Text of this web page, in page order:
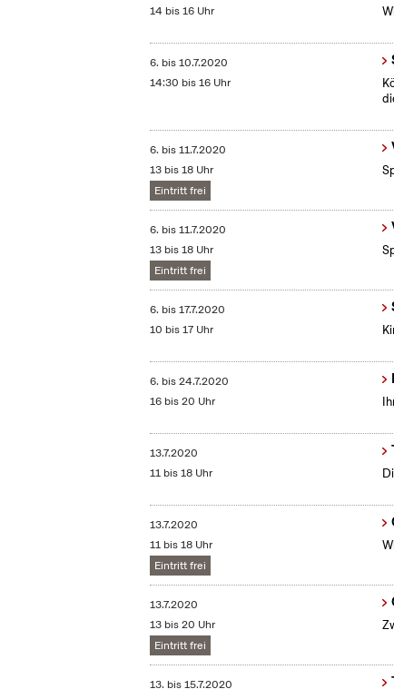
14 bis 16 Uhr
6. bis10.7.2020
14:30 bis 16 Uhr
6. bis11.7.2020
13 bis 18 Uhr
Eintritt frei
6. bis11.7.2020
13 bis 18 Uhr
Eintritt frei
6. bis17.7.2020
10 bis 17 Uhr
6. bis24.7.2020
16 bis 20 Uhr
13.7.2020
11 bis 18 Uhr
13.7.2020
11 bis 18 Uhr
Eintritt frei
13.7.2020
13 bis 20 Uhr
Eintritt frei
13. bis15.7.2020